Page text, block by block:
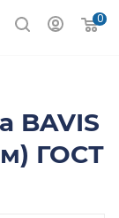
0
BAVIS
ГОСТ